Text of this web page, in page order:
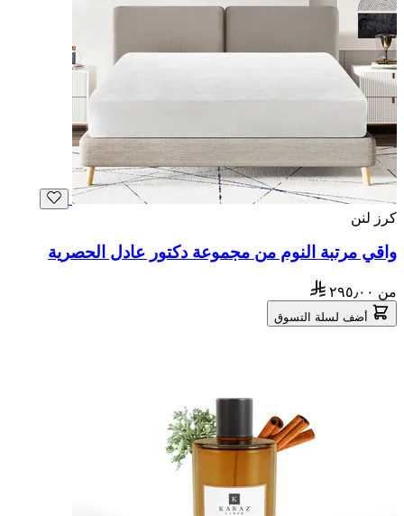
كرز لنن
واقي مرتبة النوم من مجموعة دكتور عادل الحصرية
من ٢٩٥٫٠٠
أضف لسلة التسوق